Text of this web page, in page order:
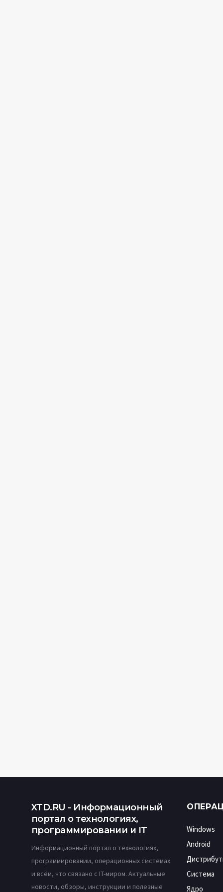
XTD.RU - Информационный
портал о технологиях,
программировании и IT
Информационный портал о технологиях,
программировании, операционных системах
и всём, что связано с IT-миром. Актуальные
новости, обзоры, инструкции и полезные
Windows
Android
Система
Ядро